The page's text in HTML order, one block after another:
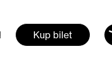
Kup bilet